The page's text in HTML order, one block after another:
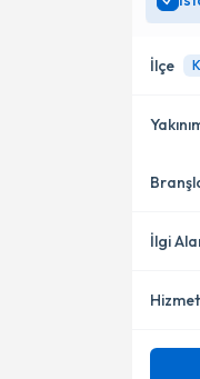
İlçe
İlgi